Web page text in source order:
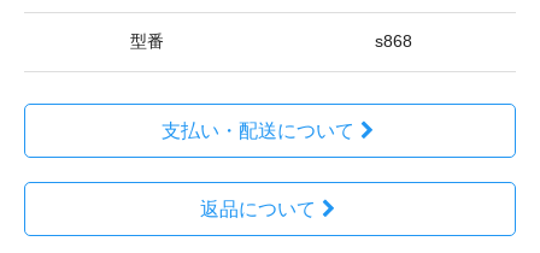
型番 s868
支払い・配送について
返品について